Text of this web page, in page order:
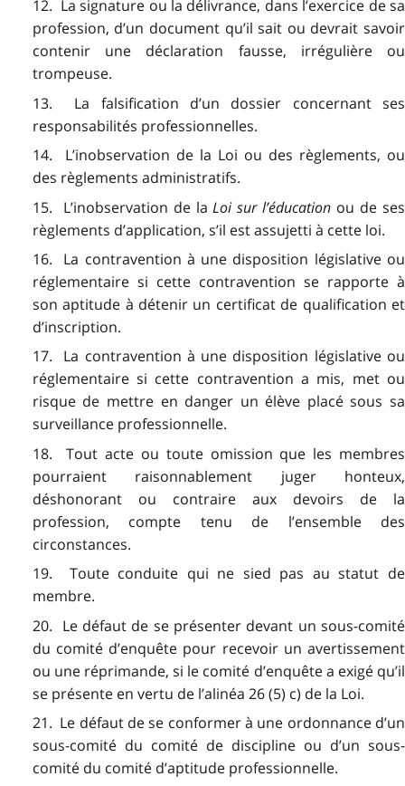
12. La signature ou la délivrance, dans l’exercice de sa
profession, d’un document qu’il sait ou devrait savoir
contenir une déclaration fausse, irrégulière ou
trompeuse.
13. La falsification d’un dossier concernant ses
responsabilités professionnelles.
14. L’inobservation de la Loi ou des règlements, ou
des règlements administratifs.
15. L’inobservation de laLoi sur l’éducation ou de ses
règlements d’application, s’il est assujetti à cette loi.
16. La contravention à une disposition législative ou
réglementaire si cette contravention se rapporte à
son aptitude à détenir un certificat de qualification et
d’inscription.
17. La contravention à une disposition législative ou
réglementaire si cette contravention a mis, met ou
risque de mettre en danger un élève placé sous sa
surveillance professionnelle.
18. Tout acte ou toute omission que les membres
pourraient raisonnablement juger honteux,
déshonorant ou contraire aux devoirs de la
profession, compte tenu de l’ensemble des
circonstances.
19. Toute conduite qui ne sied pas au statut de
membre.
20. Le défaut de se présenter devant un sous-comité
du comité d’enquête pour recevoir un avertissement
ou une réprimande, si le comité d’enquête a exigé qu’il
se présente en vertu de l’alinéa 26 (5) c) de la Loi.
21. Le défaut de se conformer à une ordonnance d’un
sous-comité du comité de discipline ou d’un sous-
comité du comité d’aptitude professionnelle.